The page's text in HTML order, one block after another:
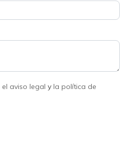
el aviso legal y la política de